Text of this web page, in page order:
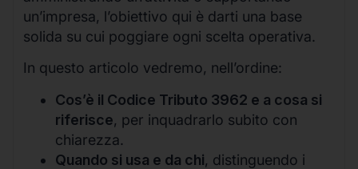
un’impresa, l’obiettivo qui è darti una base
solida su cui poggiare ogni scelta operativa.
In questo articolo vedremo, nell’ordine:
Cos’è il Codice Tributo 3962 e a cosa si
riferisce, per inquadrarlo subito con
chiarezza.
Quando si usa e da chi, distinguendo i